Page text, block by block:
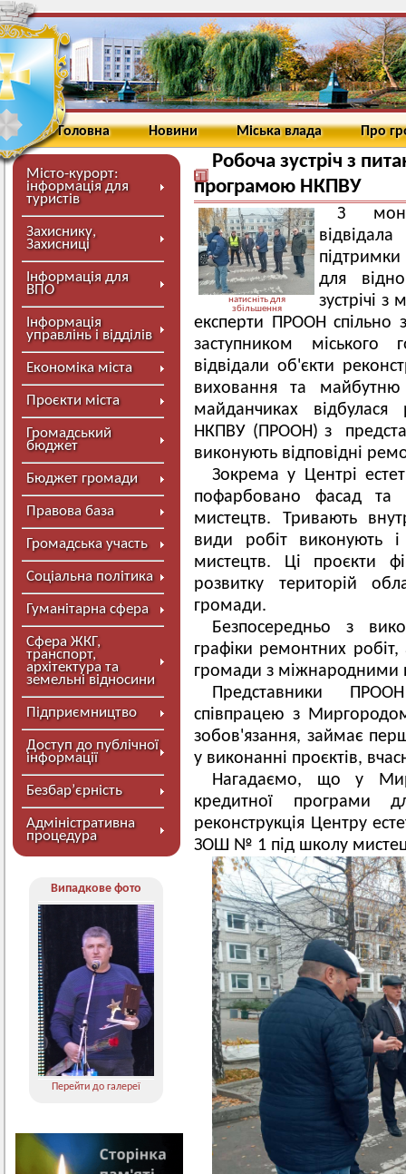
Головна Новини Міська влада Про
Місто-курорт:
інформація для
туристів
Захиснику,
Захисниці
Інформація для
ВПО
Інформація
управлінь і відділів
Економіка міста
Проєкти міста
Громадський
бюджет
Бюджет громади
Правова база
Громадська участь
Соціальна політика
Гуманітарна сфера
Сфера ЖКГ,
транспорт,
архітектура та
земельні відносини
Підприємництво
Доступ до публічної
інформації
Безбар’єрність
Адміністративна
процедура
Випадкове фото
Перейти до галереї
Робоча зустріч з
програмою НКПВУ
натисніть для
збільшення
З
для
зустрічі
експерти ПРООН спільно
заступником міського
відвідали об'єкти
виховання та
майданчиках відбулася
НКПВУ (ПРООН) з
виконують відповідні
Зокрема у Центрі
пофарбовано фасад та
мистецтв. Тривають
види робіт виконують
мистецтв. Ці проєкти
розвитку територій
громади.
Безпосередньо з
графіки ремонтних
громади з міжнародними
Представники
співпрацею з
зобов'язання, займає
у виконанні проєктів,
Нагадаємо, що у
кредитної програми
реконструкція Центру
ЗОШ № 1 під школу